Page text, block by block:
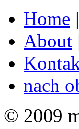
Home |
About |
nach
© 2009